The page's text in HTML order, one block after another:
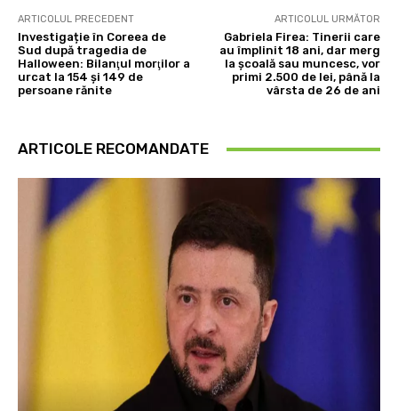
ARTICOLUL PRECEDENT
Investigație în Coreea de
Sud după tragedia de
Halloween: Bilanţul morţilor a
urcat la 154 și 149 de
persoane rănite
ARTICOLUL URMĂTOR
Gabriela Firea: Tinerii care
au împlinit 18 ani, dar merg
la şcoală sau muncesc, vor
primi 2.500 de lei, până la
vârsta de 26 de ani
ARTICOLE RECOMANDATE